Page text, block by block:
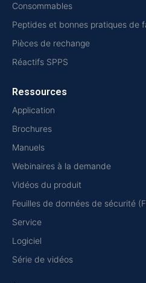
Consommables
Peptides et bonnes pratiques de
Pièces de rechange
Réactifs SPPS
Ressources
Application
Brochures
Manuels
Webinaires à la demande
Vidéos du produit
Feuilles de données de sécurité
Service
Logiciel
Série de vidéos